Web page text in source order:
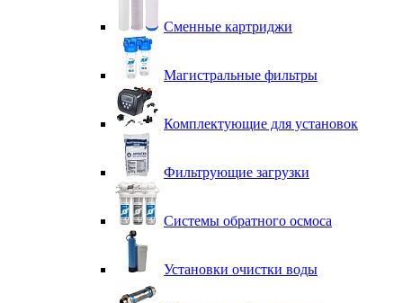
Сменные картриджи
Магистральные фильтры
Комплектующие для установок
Фильтрующие загрузки
Системы обратного осмоса
Установки очистки воды